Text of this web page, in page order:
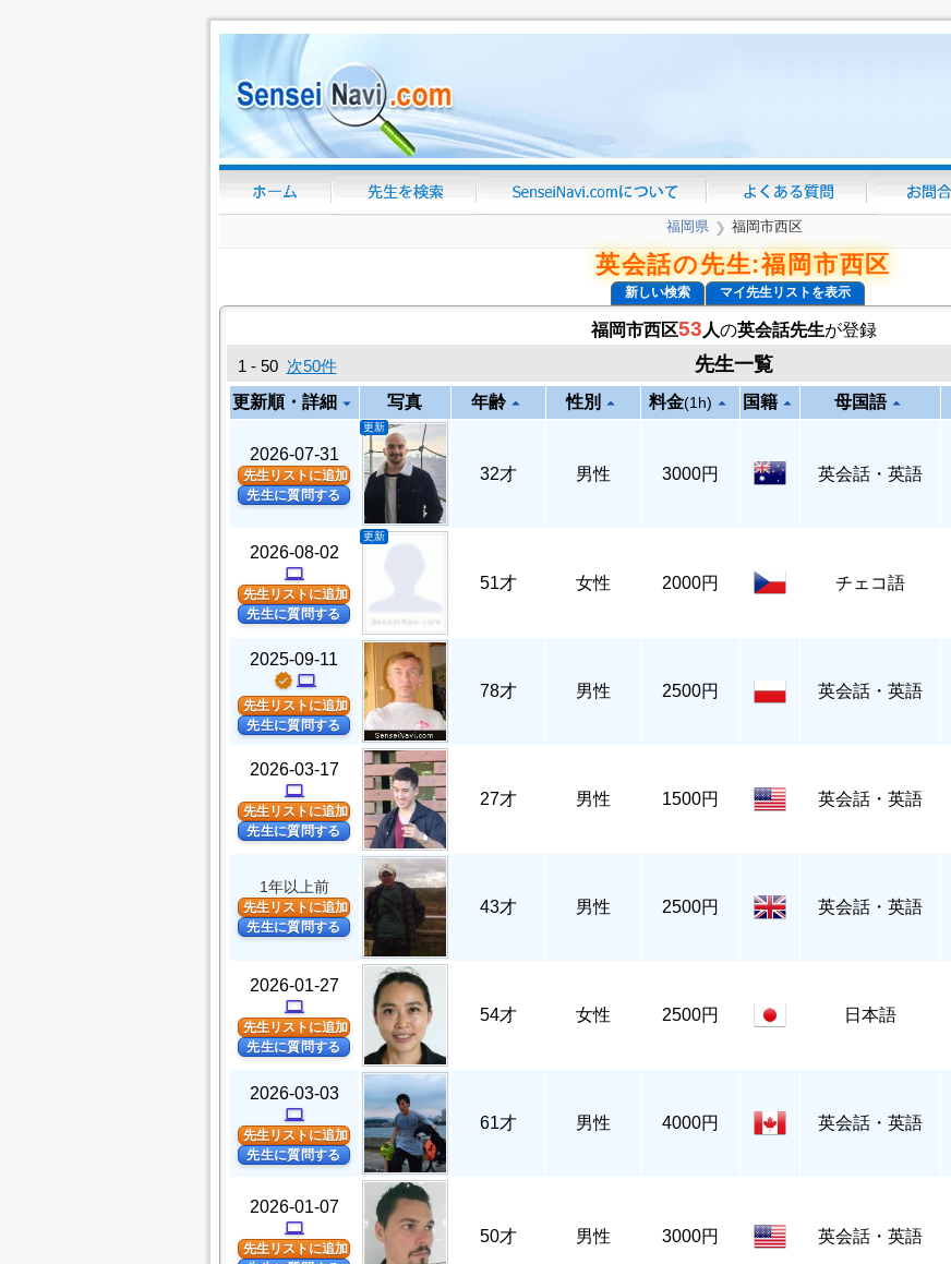
福岡県 ❯ 福岡市西区
英会話の先生:福岡市西区
新しい検索 マイ先生リストを表示
福岡市西区53 人の英会話先生が登録
先生一覧
1 - 50 次50件
更新順・詳細 arrow_drop_down 写真 年齢arrow_drop_up 性別 arrow_drop_up 料金(1h) arrow_drop_up 国籍arrow_drop_up 母国語arrow_drop_up
2026-07-31
先生リストに追加
先生に質問する
更新
32才 男性 3000円 英会話・英語
2026-08-02
computer
先生リストに追加
先生に質問する
更新
51才 女性 2000円 チェコ語
2025-09-11
verified computer
先生リストに追加
先生に質問する
78才 男性 2500円 英会話・英語
2026-03-17
computer
先生リストに追加
先生に質問する
27才 男性 1500円 英会話・英語
1年以上前
先生リストに追加
先生に質問する
43才 男性 2500円 英会話・英語
2026-01-27
computer
先生リストに追加
先生に質問する
54才 女性 2500円 日本語
2026-03-03
computer
先生リストに追加
先生に質問する
61才 男性 4000円 英会話・英語
2026-01-07
computer
先生リストに追加
50才 男性 3000円 英会話・英語